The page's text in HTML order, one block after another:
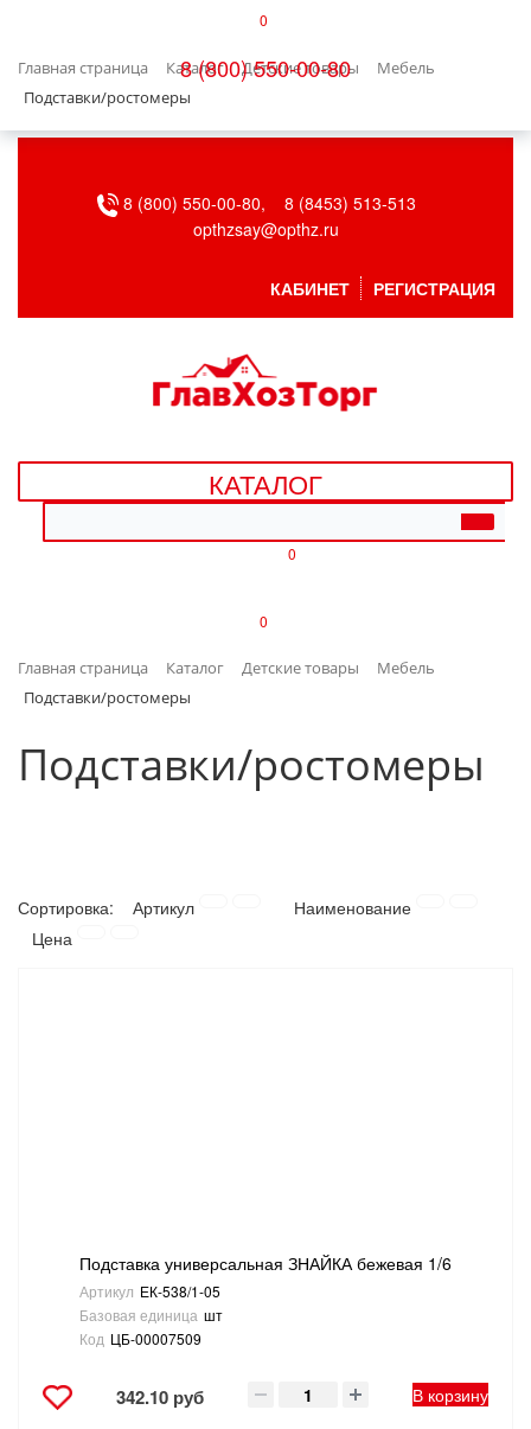
0
8 (800) 550-00-80
Главная страница Каталог Детские товары
Мебель
Подставки/ростомеры
БЫТОВАЯ ТЕХНИКА
ВЕНТИЛЯЦИЯ
ДАЧА, САД И ОГОРОД
ДЕТСКИЕ ТОВАРЫ
ИНТЕРЬЕР
ЛАКОКРАСОЧНЫЕ МАТЕРИАЛЫ
СНЕГОУБОРОЧНЫЙ ИНВЕНТАРЬ
СТРЕМЯНКИ,ЛЕСТНИЦЫ
СТРОИТЕЛЬНЫЕ И ОТДЕЛОЧНЫЕ МАТЕРИАЛЫ
8 (800) 550-00-80,
8 (8453) 513-513
opthzsay@opthz.ru
КАБИНЕТ РЕГИСТРАЦИЯ
КАТАЛОГ
0
0
Главная страница Каталог Детские товары
Мебель
Подставки/ростомеры
Подставки/ростомеры
Сортировка: Артикул
Наименование
Цена
Подставка универсальная ЗНАЙКА бежевая 1/6
Артикул ЕК-538/1-05
Базовая единица шт
Код ЦБ-00007509
342.10 руб В корзину